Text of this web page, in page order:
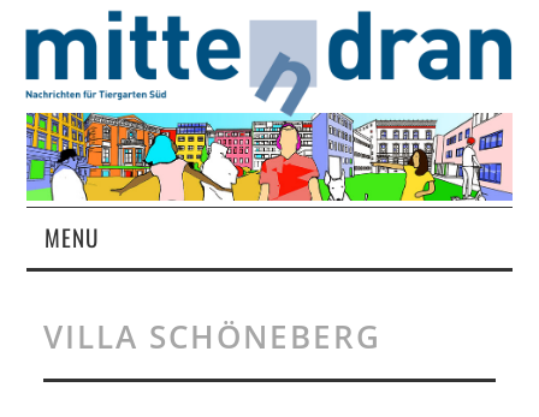
MENU
MAGAZIN
VILLA SCHÖNEBERG